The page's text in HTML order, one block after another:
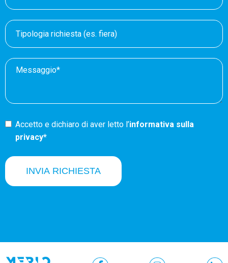
Accetto e dichiaro di aver letto l’informativa sulla
privacy*
INVIA RICHIESTA